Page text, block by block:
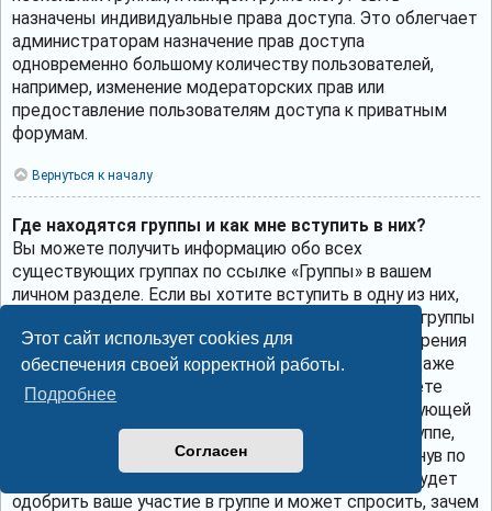
Этот сайт использует cookies для
обеспечения своей корректной работы.
Подробнее
Согласен
назначены индивидуальные права доступа. Это облегчает
администраторам назначение прав доступа
одновременно большому количеству пользователей,
например, изменение модераторских прав или
предоставление пользователям доступа к приватным
форумам.
Вернуться к началу
Где находятся группы и как мне вступить в них?
Вы можете получить информацию обо всех
существующих группах по ссылке «Группы» в вашем
личном разделе. Если вы хотите вступить в одну из них,
нажмите соответствующую кнопку. Однако не все группы
общедоступны. Некоторые могут требовать одобрения
для вступления в них, могут быть закрытыми или даже
скрытыми. Если группа общедоступна, то вы можете
запросить членство в ней, щёлкнув по соответствующей
кнопке. Если требуется одобрение на участие в группе,
вы можете отправить запрос на вступление, щёлкнув по
соответствующей кнопке. Лидер группы должен будет
одобрить ваше участие в группе и может спросить, зачем